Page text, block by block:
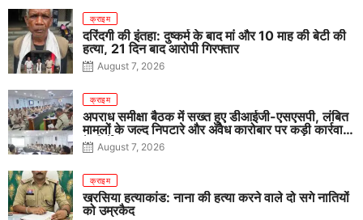
क्राइम
दरिंदगी की इंतहा: दुष्कर्म के बाद मां और 10 माह की बेटी की
हत्या, 21 दिन बाद आरोपी गिरफ्तार
August 7, 2026
क्राइम
अपराध समीक्षा बैठक में सख्त हुए डीआईजी-एसएसपी, लंबित
मामलों के जल्द निपटारे और अवैध कारोबार पर कड़ी कार्रवाई
के निर्देश
August 7, 2026
क्राइम
खरसिया हत्याकांड: नाना की हत्या करने वाले दो सगे नातियों
को उम्रकैद